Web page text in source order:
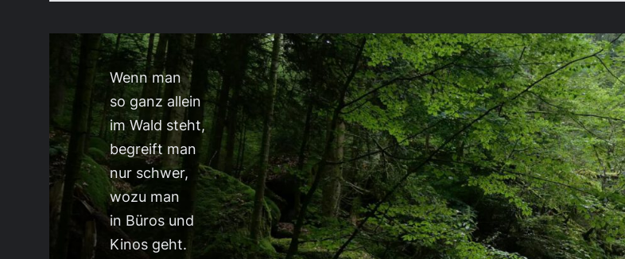
Wenn man
so ganz allein
im Wald steht,
begreift man
nur schwer,
wozu man
in Büros und
Kinos geht.